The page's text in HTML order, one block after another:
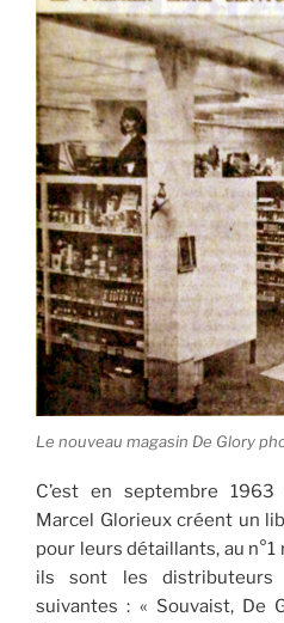
Le nouveau magasin De Glory
C’est en septembre
Marcel Glorieux créent un
pour leurs détaillants, au n°1
ils sont les distributeurs
suivantes : « Souvaist, De